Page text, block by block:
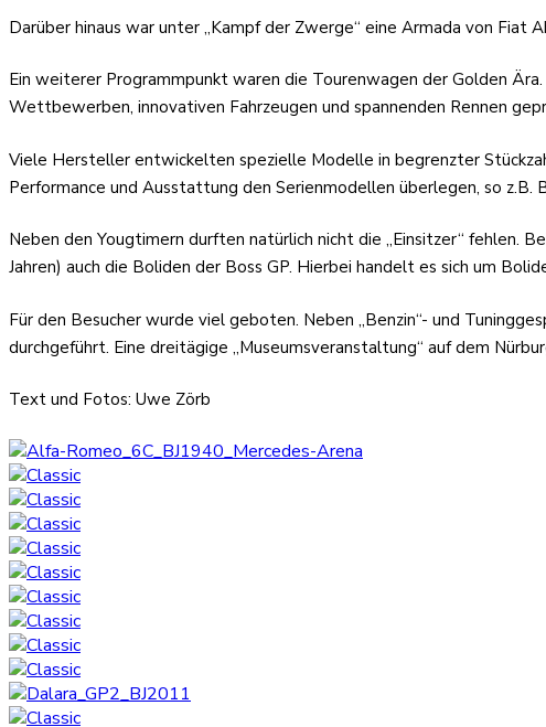
Darüber hinaus war unter „Kampf der Zwerge“ eine Armada von Fiat
Ein weiterer Programmpunkt waren die Tourenwagen der Golden
Wettbewerben, innovativen Fahrzeugen und spannenden Rennen
Viele Hersteller entwickelten spezielle Modelle in begrenzter
Performance und Ausstattung den Serienmodellen überlegen, so
Neben den Yougtimern durften natürlich nicht die „Einsitzer“ fehlen.
Jahren) auch die Boliden der Boss GP. Hierbei handelt es sich um
Für den Besucher wurde viel geboten. Neben „Benzin“- und
durchgeführt. Eine dreitägige „Museumsveranstaltung“ auf dem
Text und Fotos: Uwe Zörb